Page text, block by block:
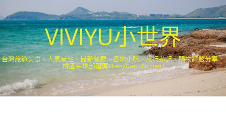
VIVIYU小世界
台灣旅遊美食、人氣景點、最新餐廳、各地小吃、旅行遊記、購物經驗分享．
桃園在地部落客(Taoyuan Blogger)